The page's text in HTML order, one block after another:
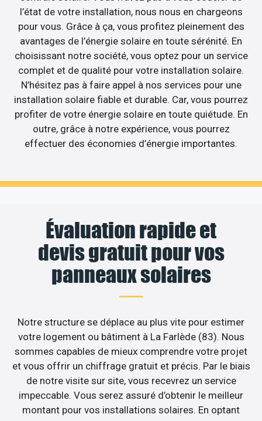
l’état de votre installation, nous nous en chargeons
pour vous. Grâce à ça, vous profitez pleinement des
avantages de l’énergie solaire en toute sérénité. En
choisissant notre société, vous optez pour un service
complet et de qualité pour votre installation solaire.
N’hésitez pas à faire appel à nos services pour une
installation solaire fiable et durable. Car, vous pourrez
profiter de votre énergie solaire en toute quiétude. En
outre, grâce à notre expérience, vous pourrez
effectuer des économies d’énergie importantes.
Évaluation rapide et
devis gratuit pour vos
panneaux solaires
Notre structure se déplace au plus vite pour estimer
votre logement ou bâtiment à La Farlède (83). Nous
sommes capables de mieux comprendre votre projet
et vous offrir un chiffrage gratuit et précis. Par le biais
de notre visite sur site, vous recevrez un service
impeccable. Vous serez assuré d’obtenir le meilleur
montant pour vos installations solaires. En optant